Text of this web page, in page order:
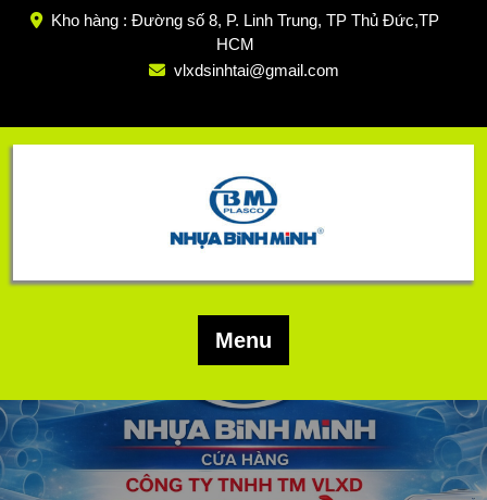
Skip
Kho hàng : Đường số 8, P. Linh Trung, TP Thủ Đức,TP
HCM
vlxdsinhtai@gmail.com
Menu